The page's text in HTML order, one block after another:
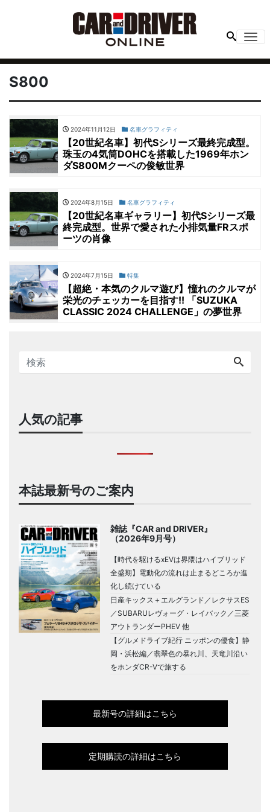
S800
2024年11月12日 名車グラフィティ
【20世紀名車】初代Sシリーズ最終完成型。
珠玉の4気筒DOHCを搭載した1969年ホン
ダS800Mクーペの俊敏世界
2024年8月15日 名車グラフィティ
【20世紀名車ギャラリー】初代Sシリーズ最
終完成型。世界で愛された小排気量FRスポ
ーツの肖像
2024年7月15日 特集
【超絶・本気のクルマ遊び】憧れのクルマが
栄光のチェッカーを目指す!! 「SUZUKA
CLASSIC 2024 CHALLENGE」の夢世界
人気の記事
本誌最新号のご案内
雑誌『CAR and DRIVER』
（2026年9月号）
【時代を駆けるxEVは界隈はハイブリッド
全盛期】電動化の流れは止まるどころか進
化し続けている
日産キックス＋エルグランド／レクサスES
／SUBARUレヴォーグ・レイバック／三菱
アウトランダーPHEV 他
【グルメドライブ紀行 ニッポンの優食】静
岡・浜松編／翡翠色の暴れ川、天竜川沿い
をホンダCR-Vで旅する
最新号の詳細はこちら
定期購読の詳細はこちら